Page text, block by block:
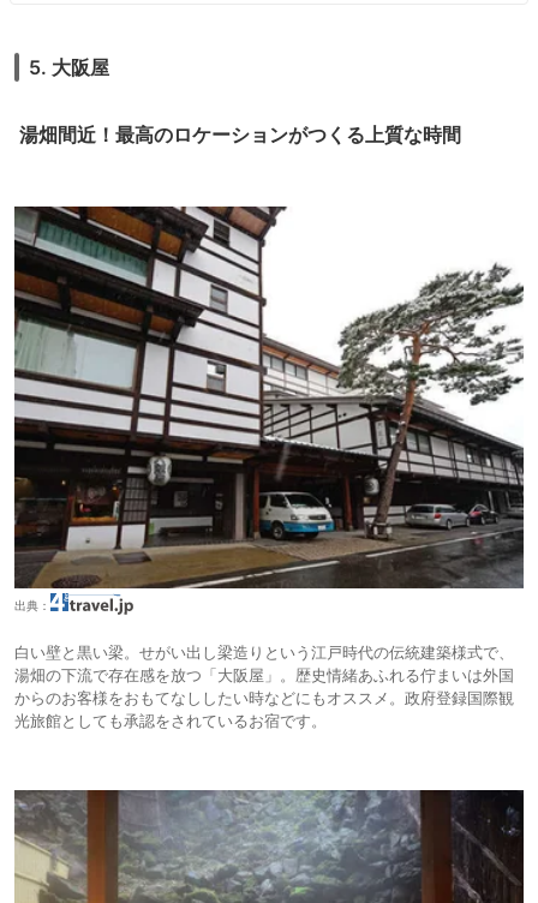
5. 大阪屋
湯畑間近！最高のロケーションがつくる上質な時間
出典：
白い壁と黒い梁。せがい出し梁造りという江戸時代の伝統建築様式で、
湯畑の下流で存在感を放つ「大阪屋」。歴史情緒あふれる佇まいは外国
からのお客様をおもてなししたい時などにもオススメ。政府登録国際観
光旅館としても承認をされているお宿です。